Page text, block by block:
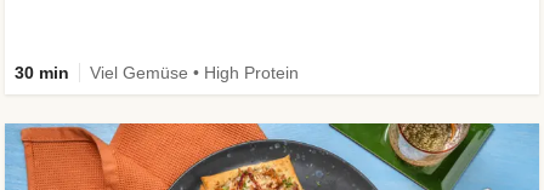
30 min Viel Gemüse • High Protein